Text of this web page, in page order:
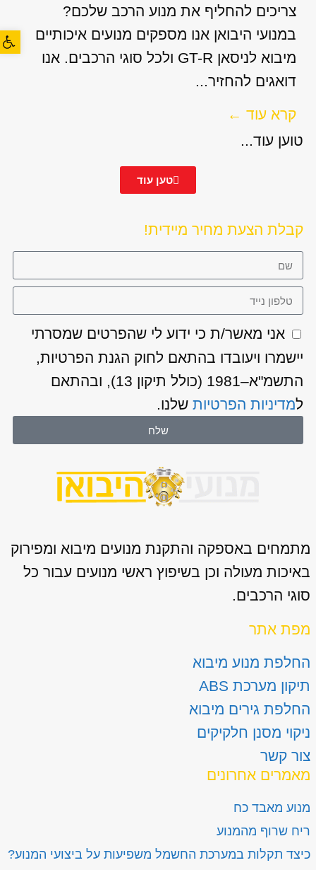
פתח
צריכים להחליף את מנוע הרכב שלכם?
במנועי היבואן אנו מספקים מנועים איכותיים
מיבוא לניסאן GT-R ולכל סוגי הרכבים. אנו
דואגים להחזיר...
קרא עוד ←
טוען עוד...
טען עוד
קבלת הצעת מחיר מיידית!
אני מאשר/ת כי ידוע לי שהפרטים שמסרתי
יישמרו ויעובדו בהתאם לחוק הגנת הפרטיות,
התשמ"א–1981 (כולל תיקון 13), ובהתאם
למדיניות הפרטיותשלנו.
שלח
מתמחים באספקה והתקנת מנועים מיבוא ומפירוק
באיכות מעולה וכן בשיפוץ ראשי מנועים עבור כל
סוגי הרכבים.
מפת אתר
החלפת מנוע מיבוא
תיקון מערכת ABS
החלפת גירים מיבוא
ניקוי מסנן חלקיקים
צור קשר
מאמרים אחרונים
מנוע מאבד כח
ריח שרוף מהמנוע
כיצד תקלות במערכת החשמל משפיעות על ביצועי המנוע?